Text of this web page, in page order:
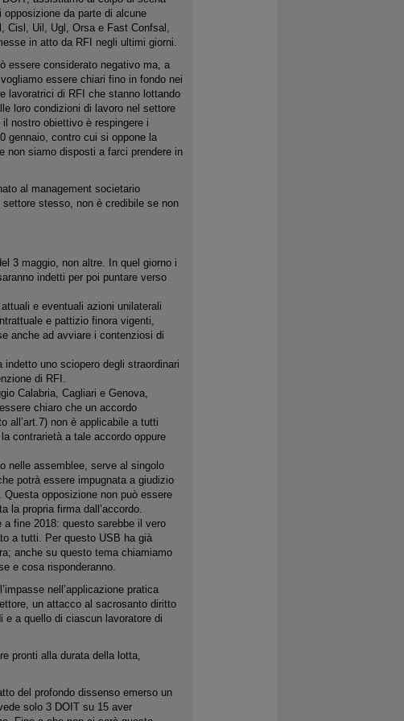
opposizione da parte di alcune
Cisl, Uil, Ugl, Orsa e Fast Confsal,
in atto da RFI negli ultimi giorni.
essere considerato negativo ma, a
essere chiari fino in fondo nei
lavoratrici di RFI che stanno lottando
loro condizioni di lavoro nel settore
nostro obiettivo è respingere i
gennaio, contro cui si oppone la
non siamo disposti a farci prendere in
al management societario
stesso, non è credibile se non
3 maggio, non altre. In quel giorno i
indetti per poi puntare verso
e eventuali azioni unilaterali
e pattizio finora vigenti,
anche ad avviare i contenziosi di
uno sciopero degli straordinari
di RFI.
Calabria, Cagliari e Genova,
chiaro che un accordo
all’art.7) non è applicabile a tutti
contrarietà a tale accordo oppure
nelle assemblee, serve al singolo
potrà essere impugnata a giudizio
opposizione non può essere
la propria firma dall’accordo.
fine 2018: questo sarebbe il vero
a tutti. Per questo USB ha già
anche su questo tema chiamiamo
e cosa risponderanno.
nell’applicazione pratica
un attacco al sacrosanto diritto
e a quello di ciascun lavoratore di
pronti alla durata della lotta,
del profondo dissenso emerso un
solo 3 DOIT su 15 aver